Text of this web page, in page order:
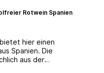
Rotwein Spanien
hier einen
Spanien. Die
aus der
Syrah heißt.